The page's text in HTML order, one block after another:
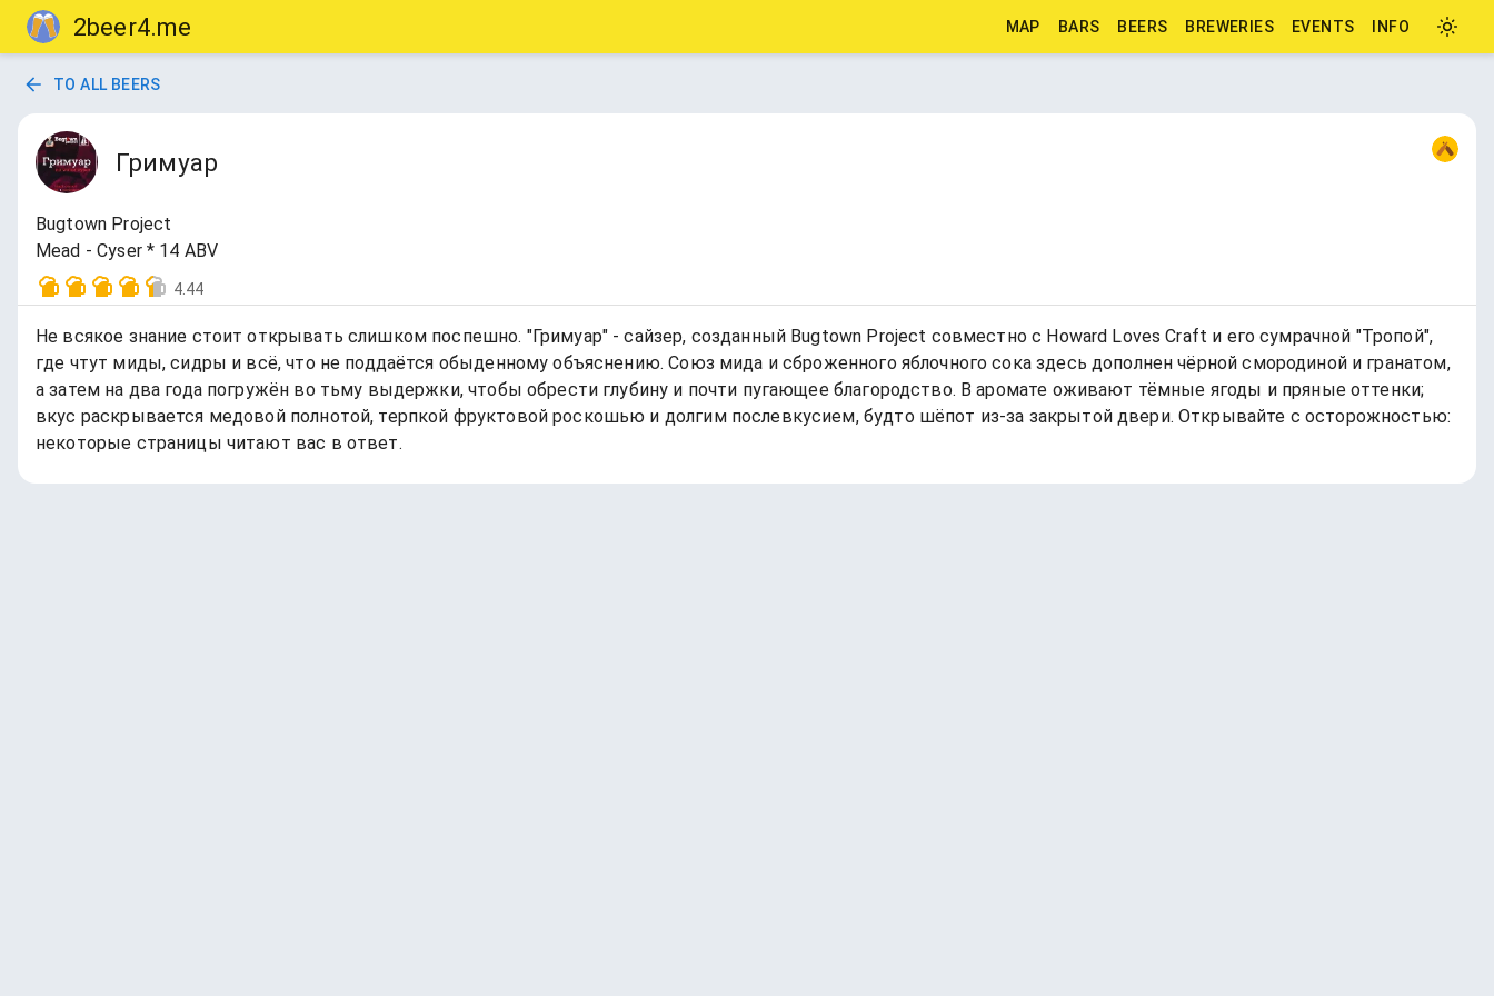
2beer4.me MAP BARS BEERS BREWERIES EVENTS INFO
TO ALL BEERS
Гримуар
Bugtown Project
Mead - Cyser * 14 ABV
4.44
Не всякое знание стоит открывать слишком поспешно. "Гримуар" - сайзер, созданный Bugtown Project совместно с Howard Loves Craft и его сумрачной "Тропой",
где чтут миды, сидры и всё, что не поддаётся обыденному объяснению. Союз мида и сброженного яблочного сока здесь дополнен чёрной смородиной и гранатом,
а затем на два года погружён во тьму выдержки, чтобы обрести глубину и почти пугающее благородство. В аромате оживают тёмные ягоды и пряные оттенки;
вкус раскрывается медовой полнотой, терпкой фруктовой роскошью и долгим послевкусием, будто шёпот из-за закрытой двери. Открывайте с осторожностью:
некоторые страницы читают вас в ответ.